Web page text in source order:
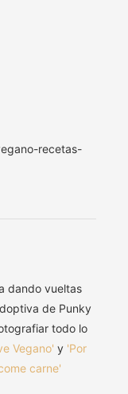
recetas-
dando vueltas
de Punky
todo lo
Vegano' y 'Por
carne'